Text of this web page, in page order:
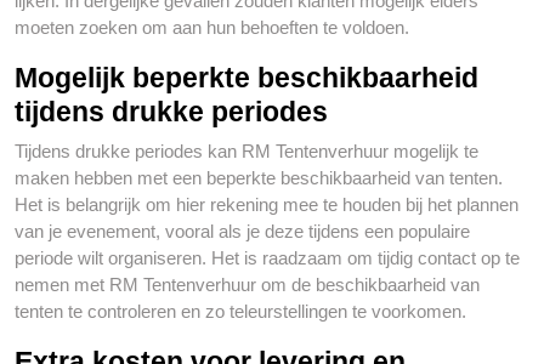
moeten zoeken om aan hun behoeften te voldoen.
Mogelijk beperkte beschikbaarheid
tijdens drukke periodes
Tijdens drukke periodes kan RM Tentenverhuur mogelijk te
maken hebben met een beperkte beschikbaarheid van tenten.
Het is belangrijk om hier rekening mee te houden bij het plannen
van je evenement, vooral als je deze tijdens een populaire
periode wilt organiseren. Het is raadzaam om tijdig contact op te
nemen met RM Tentenverhuur om de beschikbaarheid van
tenten te controleren en zo teleurstellingen te voorkomen.